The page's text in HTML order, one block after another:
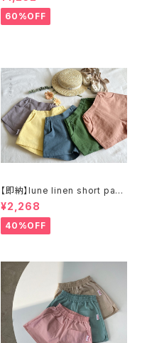
60%OFF
【即納】lune linen short pant
s リネンショートパンツ
¥2,268
40%OFF